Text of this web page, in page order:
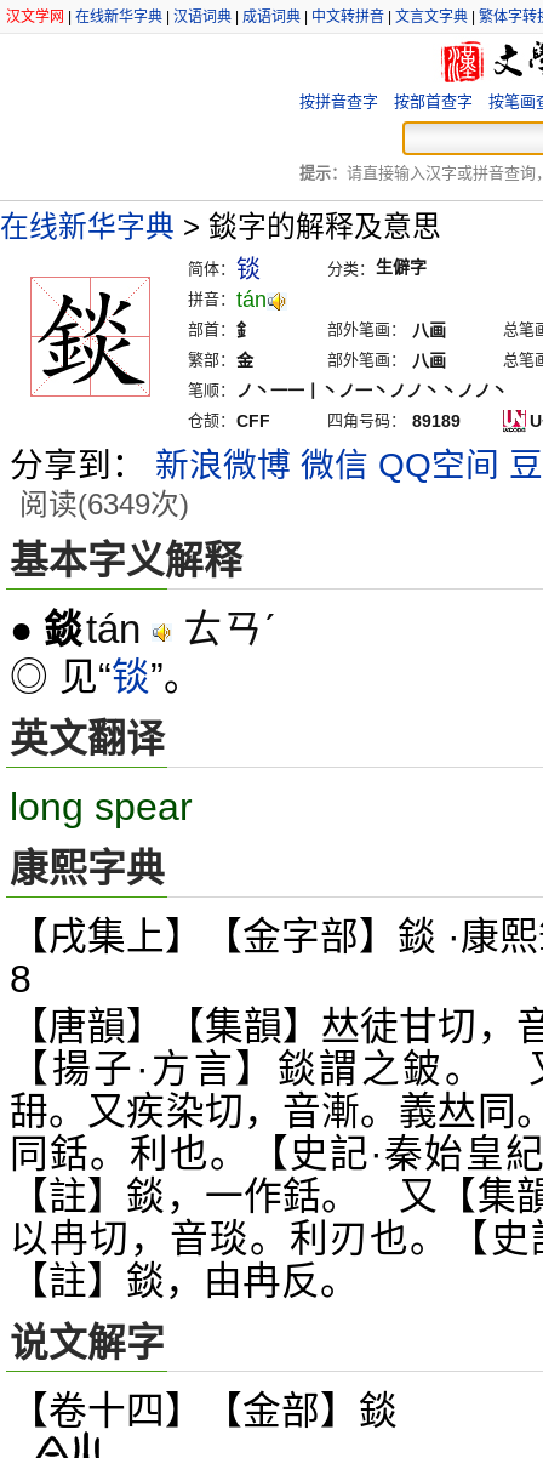
汉文学网 在线新华字典 汉语词典 成语词典 中文转拼音 文言文字典 繁体字转
按拼音查字 按部首查字 按笔画
提示： 请直接输入汉字或拼音查询
在线新华字典 > 錟字的解释及意思
简体： 锬 分类： 生僻字
拼音： tán
部首： 釒 部外笔画： 八画
总笔
繁部： 金 部外笔画： 八画
总笔
笔顺：
ノ丶一一丨丶ノ一丶ノノ丶丶ノノ丶
仓颉： CFF 四角号码： 89189
分享到： 新浪微博 微信 QQ空间
阅读(6349次)
基本字义解释
● 錟tán ㄊㄢˊ
◎ 见“锬”。
英文翻译
long spear
康熙字典
【戌集上】【金字部】錟 ·康
8
【唐韻】【集韻】 𠀤徒甘切，
【揚子·方言】錟謂之鈹。
䑙。又疾染切，音漸。義𠀤 同
同銛。利也。【史記·秦始皇
【註】錟，一作銛。 又【集
以冉切，音琰。利刃也。【
【註】錟，由冉反。
说文解字
【卷十四】【金部】 錟